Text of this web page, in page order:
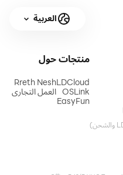
العربية
منتجات
LDCloud
OSLink
EasyFun
حول
Rreth Nesh
العمل التجاري